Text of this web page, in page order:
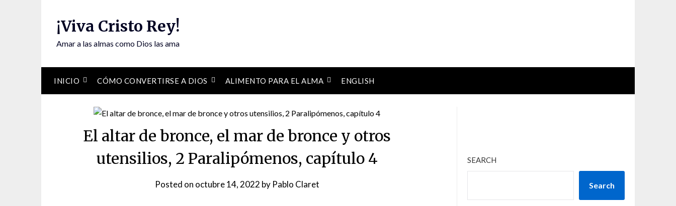
¡Viva Cristo Rey!
Amar a las almas como Dios las ama
INICIO CÓMO CONVERTIRSE A DIOS ALIMENTO PARA EL ALMA ENGLISH
El altar de bronce, el mar de bronce y otros
utensilios, 2 Paralipómenos, capítulo 4
Posted on octubre 14, 2022 by Pablo Claret
SEARCH
Search